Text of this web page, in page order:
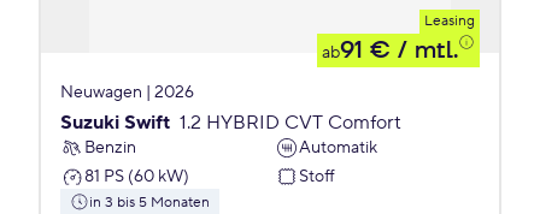
Leasing
ab91 € / mtl.
Neuwagen | 2026
Suzuki Swift 1.2 HYBRID CVT Comfort
Benzin
Automatik
81 PS (60 kW)
Stoff
in 3 bis 5 Monaten